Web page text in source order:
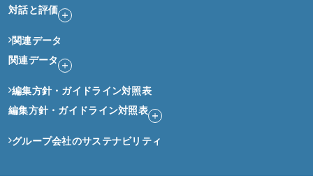
対話と評価
関連データ
関連データ
編集方針・ガイドライン対照表
編集方針・ガイドライン対照表
グループ会社のサステナビリティ